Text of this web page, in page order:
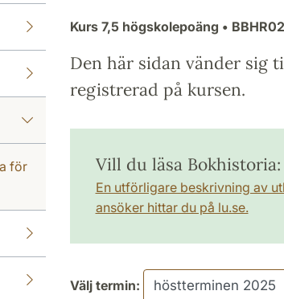
för
Kurs 7,5 högskolepoäng • BBHR02
Den här sidan vänder sig
registrerad på kursen.
Vill du läsa Bokhistoria:
En utförligare beskrivning av
ansöker hittar du på lu.se.
Välj termin: